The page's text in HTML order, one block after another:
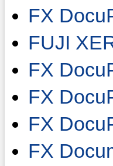
FX
FUJI
FX
FX
FX
FX